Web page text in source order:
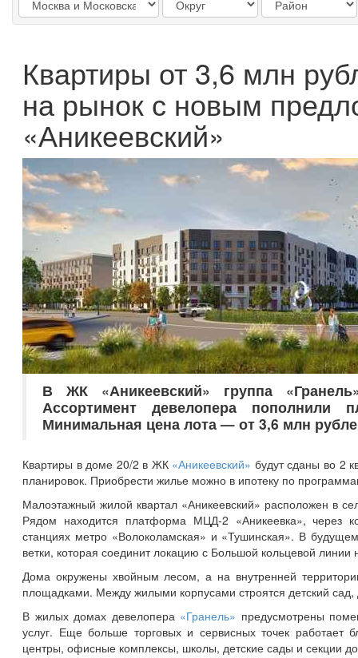
Квартиры от 3,6 млн
на рынок с новым
«Аникеевский»
В ЖК «Аникеевский» группа
Ассортимент девелопера
Минимальная цена лота — от 3,6 млн
Квартиры в доме 20/2 в ЖК «Аникеевский» будут сданы во 2
планировок. Приобрести жилье можно в ипотеку по
Малоэтажный жилой квартал «Аникеевский» расположен в
Рядом находится платформа МЦД-2 «Аникеевка», через
станциях метро «Волоколамская» и «Тушинская». В
ветки, которая соединит локацию с Большой кольцевой
Дома окружены хвойным лесом, а на внутренней
площадками. Между жилыми корпусами строятся детский сад,
В жилых домах девелопера «Гранель» предусмотрены
услуг. Еще больше торговых и сервисных точек работает
центры, офисные комплексы, школы, детские сады и секции